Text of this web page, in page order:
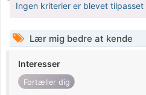
Ingen kriterier er blevet tilpasset
Lær mig bedre at kende
Interesser
Fortæller dig